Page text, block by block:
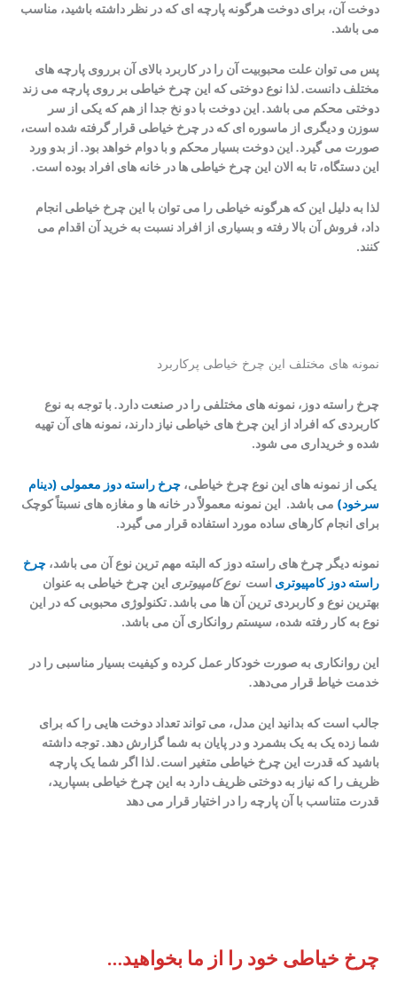
دوخت آن، برای دوخت هرگونه پارچه ‌ای که در نظر داشته باشید، مناسب
می باشد.
پس می توان علت محبوبیت آن را در کاربرد بالای آن برروی پارچه های
مختلف دانست.لذا نوع دوختی که این چرخ خیاطی بر روی پارچه می ‌زند
دوختی محکم می باشد. این دوخت با دو نخ جدا از هم که یکی از سر
سوزن و دیگری از ماسوره ای که در چرخ خیاطی قرار گرفته شده است،
صورت می گیرد. این دوخت بسیار محکم و با دوام خواهد بود. از بدو ورد
این دستگاه، تا به الان این چرخ خیاطی ها در خانه های افراد بوده است.
لذا به دلیل این که هرگونه خیاطی را می توان با این چرخ خیاطی انجام
داد، فروش آن بالا رفته و بسیاری از افراد نسبت به خرید آن اقدام می
‌کنند.
نمونه های مختلف این چرخ خیاطی پرکاربرد
چرخ راسته دوز، نمونه ‌های مختلفی را در صنعت دارد.با توجه به نوع
کاربردی که افراد از این چرخ های خیاطی نیاز دارند، نمونه های آن تهیه
شده و خریداری می شود.
یکی از نمونه های این نوع چرخ خیاطی، چرخ راسته دوز معمولی (دینام
سرخود) می باشد. این نمونه معمولاً در خانه ها و مغازه های نسبتاً کوچک
برای انجام کارهای ساده مورد استفاده قرار می گیرد.
نمونه دیگر چرخ های راسته دوز که البته مهم ترین نوع آن می باشد، چرخ
راسته دوز کامپیوتری است نوع کامپیوتری این چرخ خیاطی به عنوان
بهترین نوع و کاربردی ترین آن ها می باشد.تکنولوژی محبوبی که در این
نوع به کار رفته شده، سیستم روانکاری آن می ‌باشد.
این روانکاری به صورت خودکار عمل کرده و کیفیت بسیار مناسبی را در
خدمت خیاط قرار می‌دهد.
جالب است که بدانید این مدل، می تواند تعداد دوخت هایی را که برای
شما زده یک به یک بشمرد و در پایان به شما گزارش دهد.توجه داشته
باشید که قدرت این چرخ خیاطی متغیر است.لذا اگر شما یک پارچه
ظریف را که نیاز به دوختی ظریف دارد به این چرخ خیاطی بسپارید،
قدرت متناسب با آن پارچه را در اختیار قرار می دهد
چرخ خیاطی خود را از ما بخواهید…